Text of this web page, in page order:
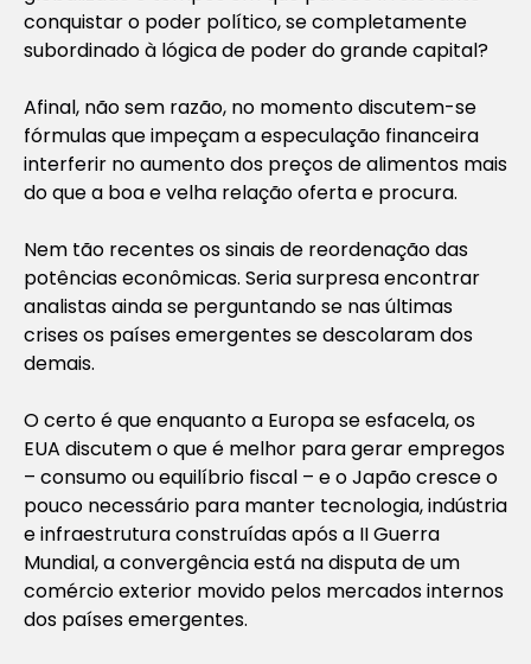
conquistar o poder político, se completamente
subordinado à lógica de poder do grande capital?
Afinal, não sem razão, no momento discutem-se
fórmulas que impeçam a especulação financeira
interferir no aumento dos preços de alimentos mais
do que a boa e velha relação oferta e procura.
Nem tão recentes os sinais de reordenação das
potências econômicas. Seria surpresa encontrar
analistas ainda se perguntando se nas últimas
crises os países emergentes se descolaram dos
demais.
O certo é que enquanto a Europa se esfacela, os
EUA discutem o que é melhor para gerar empregos
– consumo ou equilíbrio fiscal – e o Japão cresce o
pouco necessário para manter tecnologia, indústria
e infraestrutura construídas após a II Guerra
Mundial, a convergência está na disputa de um
comércio exterior movido pelos mercados internos
dos países emergentes.